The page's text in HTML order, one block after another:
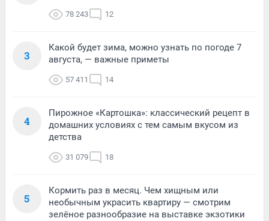
78 243 12
3
Какой будет зима, можно узнать по погоде 7
августа, — важные приметы
57 411 14
4
Пирожное «Картошка»: классический рецепт в
домашних условиях с тем самым вкусом из
детства
31 079 18
5
Кормить раз в месяц. Чем хищным или
необычным украсить квартиру — смотрим
зелёное разнообразие на выставке экзотики